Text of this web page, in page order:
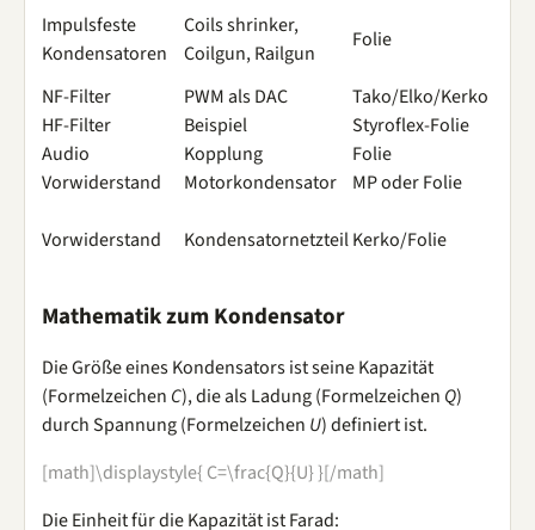
Impulsfeste
Kondensatoren
Coils shrinker,
Coilgun, Railgun
Folie
NF-Filter PWM als DAC
Tako/Elko/Kerko
HF-Filter
Beispiel
Styroflex-Folie
Audio
Kopplung
Folie
Vorwiderstand
Motorkondensator MP oder Folie
Vorwiderstand KondensatornetzteilKerko/Folie
Mathematik zum Kondensator
Die Größe eines Kondensators ist seine Kapazität
(Formelzeichen C), die als Ladung (Formelzeichen Q)
durch Spannung (Formelzeichen U) definiert ist.
[math]\displaystyle{ C=\frac{Q}{U} }[/math]
Die Einheit für die Kapazität ist Farad: